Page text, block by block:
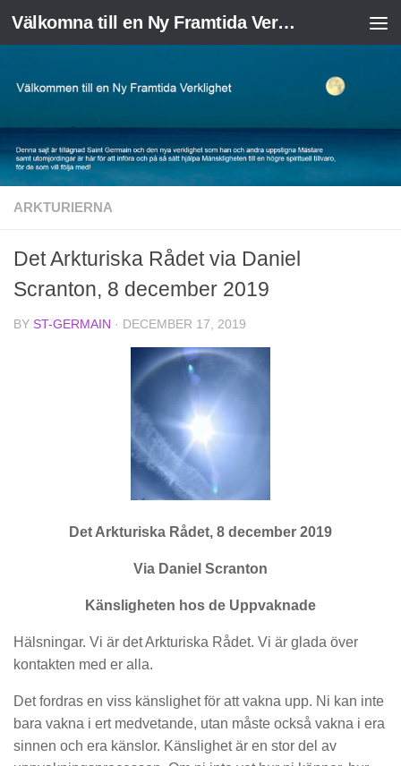
Skip to content Välkomna till en Ny Framtida Verklighet
ARKTURIERNA
Det Arkturiska Rådet via Daniel
Scranton, 8 december 2019
BY ST-GERMAIN · DECEMBER 17, 2019
Det Arkturiska Rådet, 8 december 2019
Via Daniel Scranton
Känsligheten hos de Uppvaknade
Hälsningar. Vi är det Arkturiska Rådet. Vi är glada över
kontakten med er alla.
Det fordras en viss känslighet för att vakna upp. Ni kan inte
bara vakna i ert medvetande, utan måste också vakna i era
sinnen och era känslor. Känslighet är en stor del av